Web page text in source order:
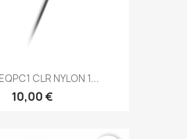
CLR NYLON 1...
10,00 €